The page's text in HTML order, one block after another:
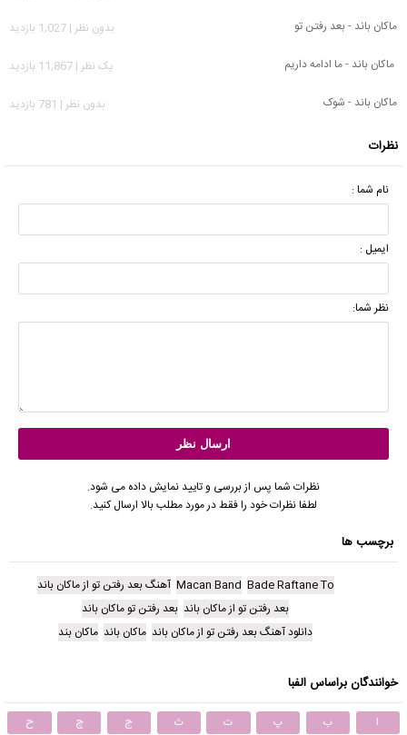
ماکان باند - بعد رفتن تو
بدون نظر | 1,027 بازدید
ماکان باند - ما ادامه داریم
يک نظر | 11,867 بازدید
ماکان باند - شوک
بدون نظر | 781 بازدید
نظرات
نام شما :
ایمیل :
نظر شما:
نظرات شما پس از بررسی و تایید نمایش داده می شود.
لطفا نظرات خود را فقط در مورد مطلب بالا ارسال کنید.
برچسب ها
Bade Raftane To
Macan Band آهنگ بعد رفتن تو از ماکان باند
بعد رفتن تو از ماکان باند بعد رفتن تو ماکان باند
دانلود آهنگ بعد رفتن تو از ماکان باند ماکان باند ماکان بند
خوانندگان براساس الفبا
ا ب پ ت ث ج چ
ح